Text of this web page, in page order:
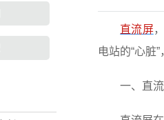
直流屏
电站的“心脏
一、直流